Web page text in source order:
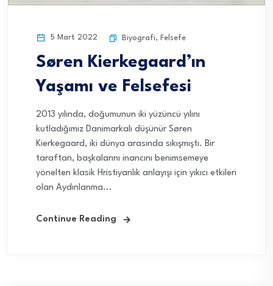
5 Mart 2022 Biyografi, Felsefe
Søren Kierkegaard’ın
Yaşamı ve Felsefesi
2013 yılında, doğumunun iki yüzüncü yılını
kutladığımız Danimarkalı düşünür Søren
Kierkegaard, iki dünya arasında sıkışmıştı. Bir
taraftan, başkalarını inancını benimsemeye
yönelten klasik Hristiyanlık anlayışı için yıkıcı etkileri
olan Aydınlanma...
Continue Reading